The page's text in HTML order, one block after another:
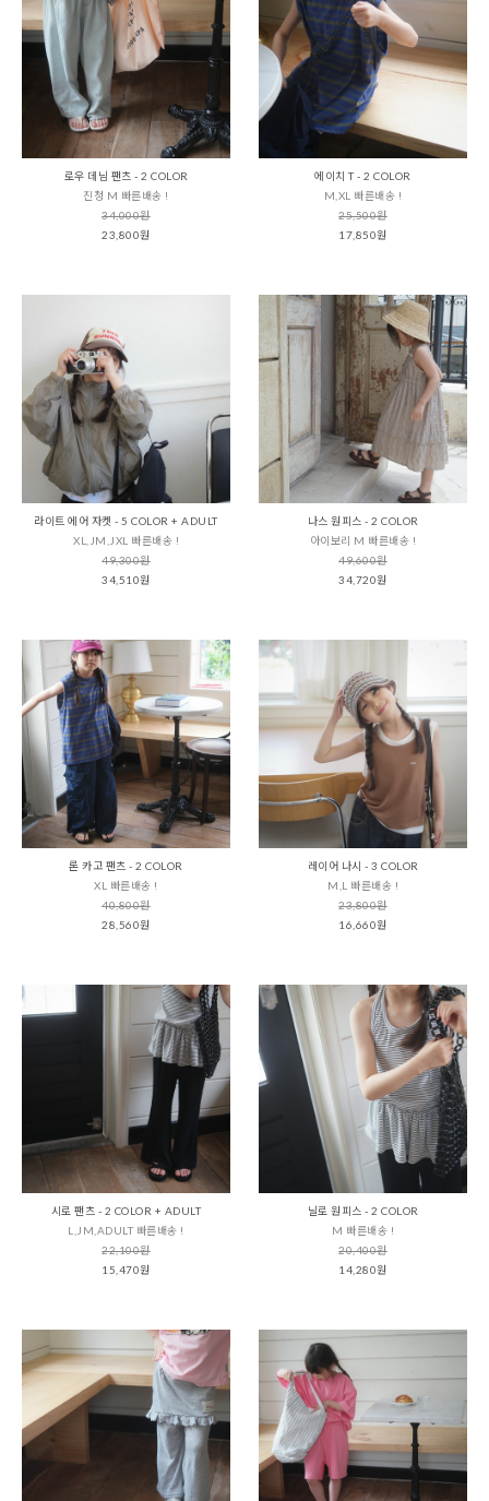
로우 데님 팬츠 - 2 COLOR
진청 M 빠른배송 !
34,000원
23,800원
에이치 T - 2 COLOR
M,XL 빠른배송 !
25,500원
17,850원
라이트 에어 자켓 - 5 COLOR + ADULT
XL,JM,JXL 빠른배송 !
49,300원
34,510원
나스 원피스 - 2 COLOR
아이보리 M 빠른배송 !
49,600원
34,720원
론 카고 팬츠 - 2 COLOR
XL 빠른배송 !
40,800원
28,560원
레이어 나시 - 3 COLOR
M,L 빠른배송 !
23,800원
16,660원
시로 팬츠 - 2 COLOR + ADULT
L,JM,ADULT 빠른배송 !
22,100원
15,470원
닐로 원피스 - 2 COLOR
M 빠른배송 !
20,400원
14,280원